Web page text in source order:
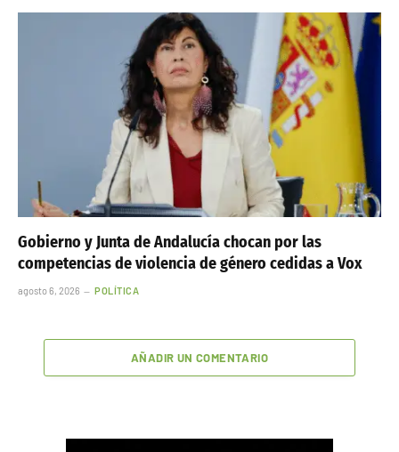
Gobierno y Junta de Andalucía chocan por las
competencias de violencia de género cedidas a Vox
agosto 6, 2026 POLÍTICA
AÑADIR UN COMENTARIO